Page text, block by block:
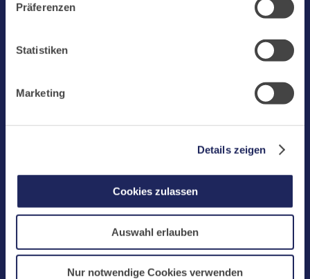
übermittelt. Cookies von eu5.bookingkit.de: Wir
Buchungen von Bibliotheks- und Klosterführungen. Um
Buchungen durchführen zu können akzeptieren Sie bitte
Präferenzen
Statistiken
Marketing
Details zeigen
Cookies zulassen
Auswahl erlauben
Nur notwendige Cookies verwenden
Jobs
Fax: +49 (0) 2652 59-359
www.maria-laach.de
Tel: +49 (0) 2652 59-313